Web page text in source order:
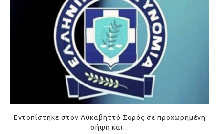
Εντοπίστηκε στον Λυκαβηττό Σορός σε προχωρημένη
σήψη και...